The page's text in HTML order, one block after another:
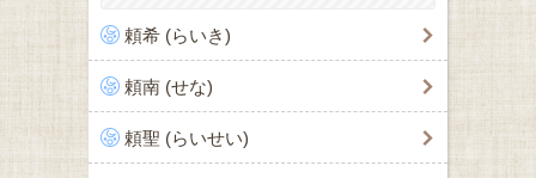
頼希 (らいき)
頼南 (せな)
頼聖 (らいせい)